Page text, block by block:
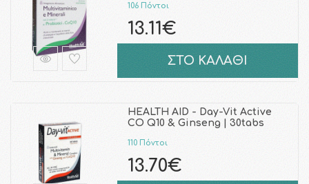
106 Πόντοι
13.11€
ΣΤΟ ΚΑΛΑΘΙ
HEALTH AID - Day-Vit Active
CO Q10 & Ginseng | 30tabs
110 Πόντοι
13.70€